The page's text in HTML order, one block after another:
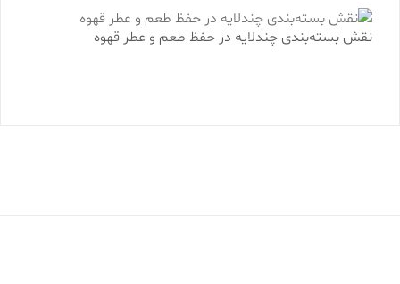
نقش بسته‌بندی چندلایه در حفظ طعم و عطر قهوه